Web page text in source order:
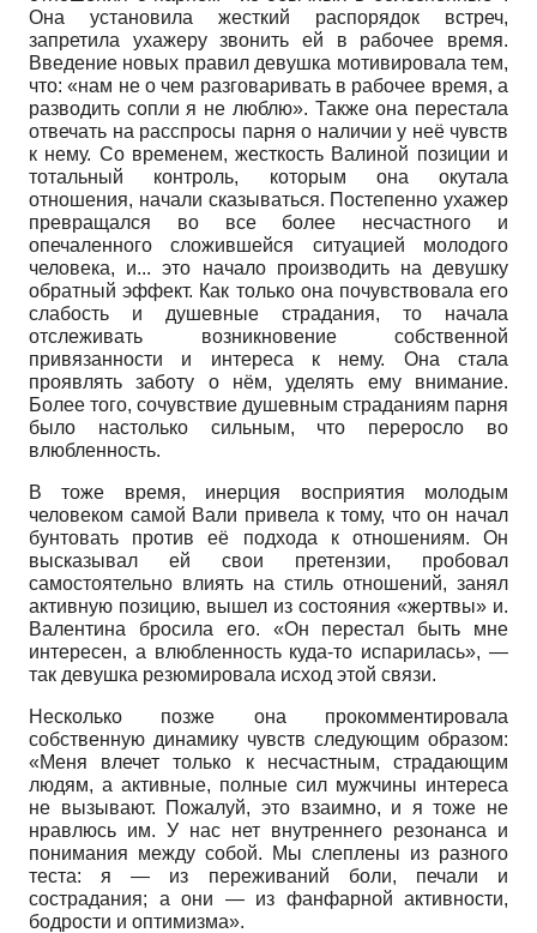
Она установила жесткий распорядок встреч,
запретила ухажеру звонить ей в рабочее время.
Введение новых правил девушка мотивировала тем,
что: «нам не о чем разговаривать в рабочее время, а
разводить сопли я не люблю». Также она перестала
отвечать на расспросы парня о наличии у неё чувств
к нему. Со временем, жесткость Валиной позиции и
тотальный контроль, которым она окутала
отношения, начали сказываться. Постепенно ухажер
превращался во все более несчастного и
опечаленного сложившейся ситуацией молодого
человека, и... это начало производить на девушку
обратный эффект. Как только она почувствовала его
слабость и душевные страдания, то начала
отслеживать возникновение собственной
привязанности и интереса к нему. Она стала
проявлять заботу о нём, уделять ему внимание.
Более того, сочувствие душевным страданиям парня
было настолько сильным, что переросло во
влюбленность.
В тоже время, инерция восприятия молодым
человеком самой Вали привела к тому, что он начал
бунтовать против её подхода к отношениям. Он
высказывал ей свои претензии, пробовал
самостоятельно влиять на стиль отношений, занял
активную позицию, вышел из состояния «жертвы» и.
Валентина бросила его. «Он перестал быть мне
интересен, а влюбленность куда-то испарилась», —
так девушка резюмировала исход этой связи.
Несколько позже она прокомментировала
собственную динамику чувств следующим образом:
«Меня влечет только к несчастным, страдающим
людям, а активные, полные сил мужчины интереса
не вызывают. Пожалуй, это взаимно, и я тоже не
нравлюсь им. У нас нет внутреннего резонанса и
понимания между собой. Мы слеплены из разного
теста: я — из переживаний боли, печали и
сострадания; а они — из фанфарной активности,
бодрости и оптимизма».